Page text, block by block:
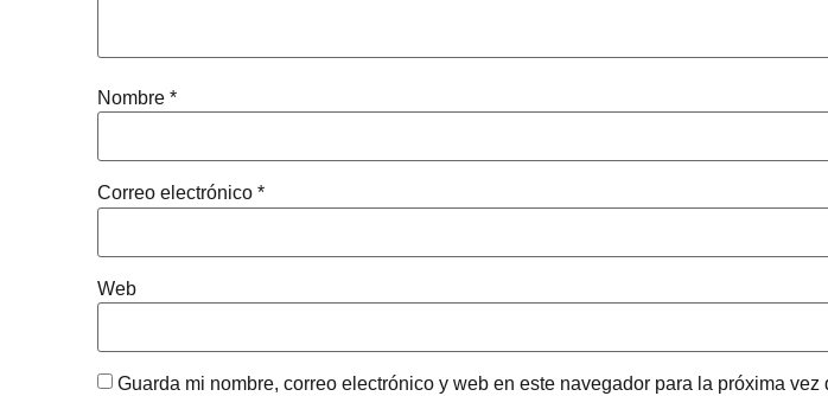
Nombre *
Correo electrónico *
Web
Guarda mi nombre, correo electrónico y web en este navegador para la próxima vez